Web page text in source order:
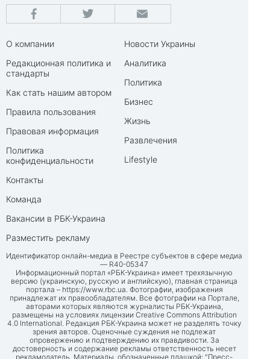
О компании
Редакционная политика и
стандарты
Как стать нашим автором
Правила пользования
Правовая информация
Политика
конфиденциальности
Контакты
Команда
Вакансии в РБК-Украина
Разместить рекламу
Новости Украины
Аналитика
Политика
Бизнес
Жизнь
Развлечения
Lifestyle
Идентификатор онлайн-медиа в Реестре субъектов в сфере медиа
— R40-05347
Информационный портал «РБК-Украина» имеет трехязычную
версию (украинскую, русскую и английскую), главная страница
портала – https://www.rbc.ua. Фотографии, изображения
принадлежат их правообладателям. Все фотографии на Портале,
авторами которых являются журналисты РБК-Украина,
размещены на условиях лицензии Creative Commons Attribution
4.0 International. Редакция РБК-Украина может не разделять точку
зрения авторов. Оценочные суждения не подлежат
опровержению и подтверждению их правдивости. За
достоверность и содержание рекламы ответственность несет
рекламодатель. Материалы, обозначенные плашкой: "Пресс-